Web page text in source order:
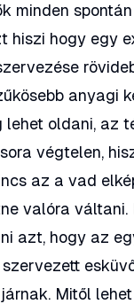
minden
hiszi hogy egy
anyagi
lehet oldani, az
végtelen,
az a vad
valóra váltani.
azt, hogy az
Mitől